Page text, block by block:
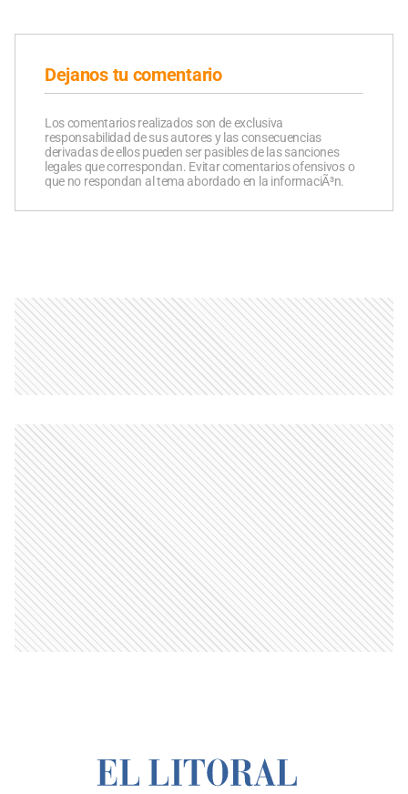
Dejanos tu comentario
Los comentarios realizados son de exclusiva
responsabilidad de sus autores y las consecuencias
derivadas de ellos pueden ser pasibles de las sanciones
legales que correspondan. Evitar comentarios ofensivos o
que no respondan al tema abordado en la informaciÃ³n.